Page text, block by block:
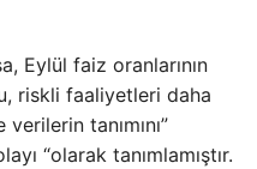
Eylül faiz oranlarının
riskli faaliyetleri daha
tanımını”
“olarak tanımlamıştır.